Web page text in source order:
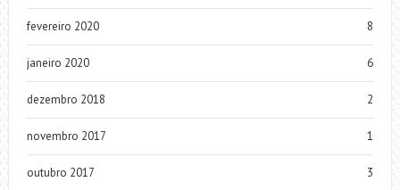
fevereiro 2020 8
janeiro 2020 6
dezembro 2018 2
novembro 2017 1
outubro 2017 3